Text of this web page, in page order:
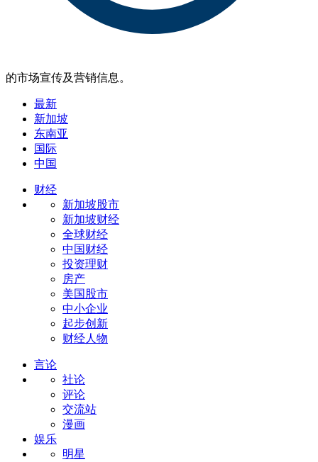
的市场宣传及营销信息。
最新
新加坡
东南亚
国际
中国
财经
新加坡股市
新加坡财经
全球财经
中国财经
投资理财
房产
美国股市
中小企业
起步创新
财经人物
言论
社论
评论
交流站
漫画
娱乐
明星